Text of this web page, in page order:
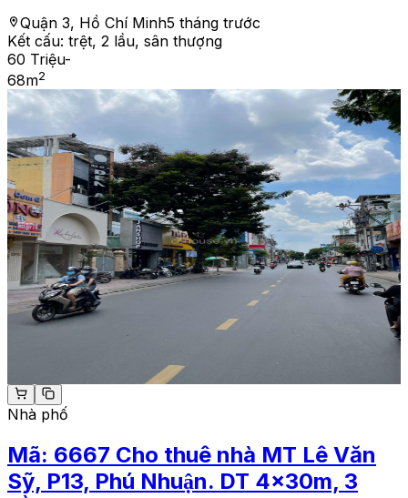
Quận 3, Hồ Chí Minh5 tháng trước
Kết cấu: trệt, 2 lầu, sân thượng
60 Triệu-
68m2
Nhà phố
Mã: 6667 Cho thuê nhà MT Lê Văn
Sỹ, P13, Phú Nhuận. DT 4x30m, 3